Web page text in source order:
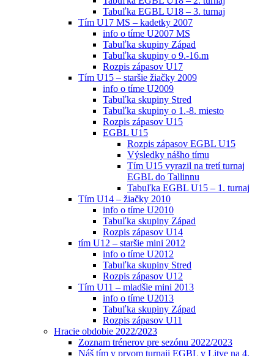
Tabuľka EGBL U18 – 3. turnaj
Tím U17 MS – kadetky 2007
info o tíme U2007 MS
Tabuľka skupiny Západ
Tabuľka skupiny o 9.-16.m
Rozpis zápasov U17
Tím U15 – staršie žiačky 2009
info o tíme U2009
Tabuľka skupiny Stred
Tabuľka skupiny o 1.-8. miesto
Rozpis zápasov U15
EGBL U15
Rozpis zápasov EGBL U15
Výsledky nášho tímu
Tím U15 vyrazil na tretí turnaj
EGBL do Tallinnu
Tabuľka EGBL U15 – 1. turnaj
Tím U14 – žiačky 2010
info o tíme U2010
Tabuľka skupiny Západ
Rozpis zápasov U14
tím U12 – staršie mini 2012
info o tíme U2012
Tabuľka skupiny Stred
Rozpis zápasov U12
Tím U11 – mladšie mini 2013
info o tíme U2013
Tabuľka skupiny Západ
Rozpis zápasov U11
Hracie obdobie 2022/2023
Zoznam trénerov pre sezónu 2022/2023
Náš tím v prvom turnaji EGBL v Litve na 4.